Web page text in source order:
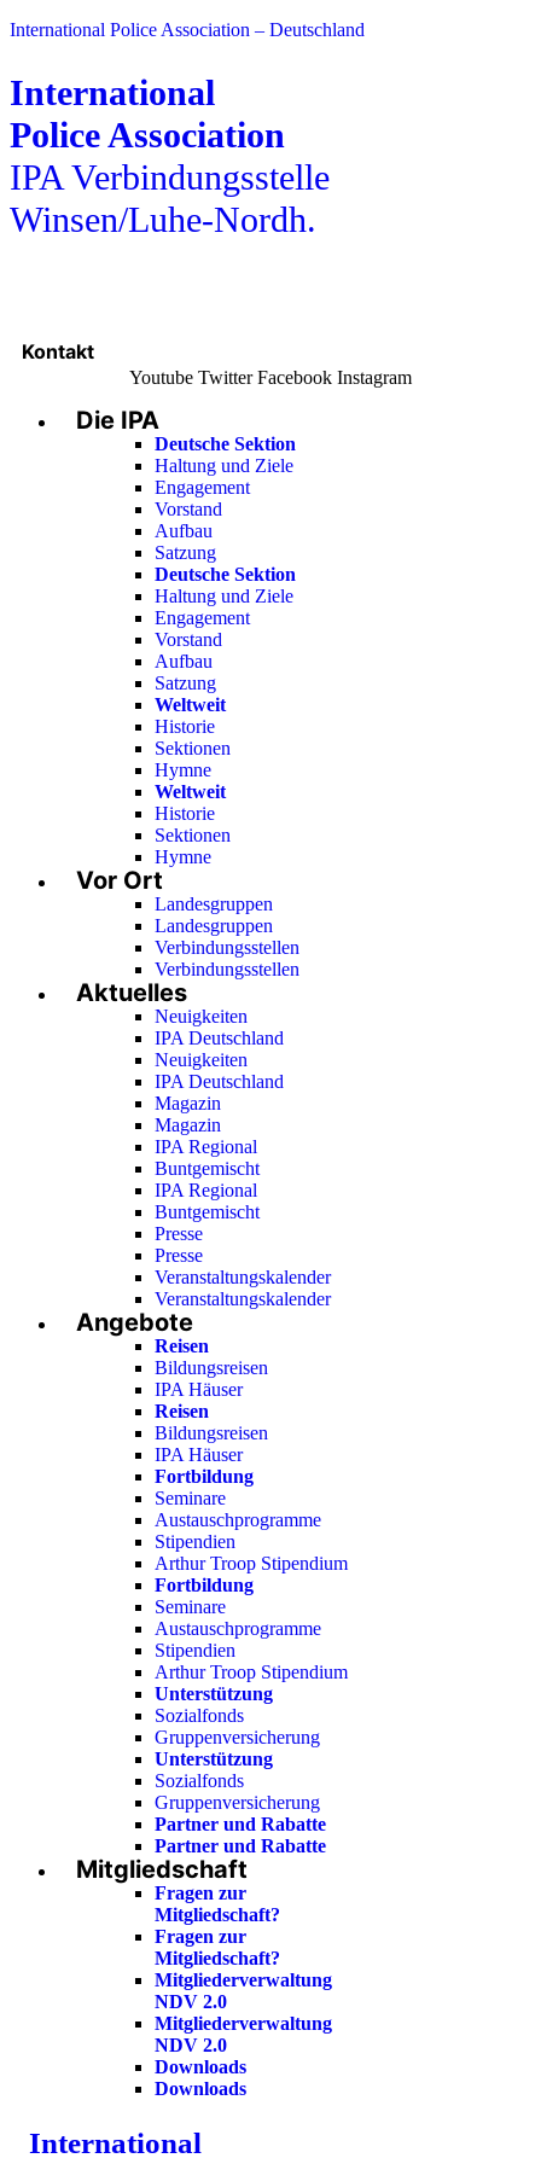
International Police Association – Deutschland
International
Police Association
IPA Verbindungsstelle
Winsen/Luhe-Nordh.
Kontakt
Youtube Twitter Facebook Instagram
Menu
Die IPA
Deutsche Sektion
Haltung und Ziele
Engagement
Vorstand
Aufbau
Satzung
Deutsche Sektion
Haltung und Ziele
Engagement
Vorstand
Aufbau
Satzung
Weltweit
Historie
Sektionen
Hymne
Weltweit
Historie
Sektionen
Hymne
Vor Ort
Landesgruppen
Landesgruppen
Verbindungsstellen
Verbindungsstellen
Aktuelles
Neuigkeiten
IPA Deutschland
Neuigkeiten
IPA Deutschland
Magazin
Magazin
IPA Regional
Buntgemischt
IPA Regional
Buntgemischt
Presse
Presse
Veranstaltungskalender
Veranstaltungskalender
Angebote
Reisen
Bildungsreisen
IPA Häuser
Reisen
Bildungsreisen
IPA Häuser
Fortbildung
Seminare
Austauschprogramme
Stipendien
Arthur Troop Stipendium
Fortbildung
Seminare
Austauschprogramme
Stipendien
Arthur Troop Stipendium
Unterstützung
Sozialfonds
Gruppenversicherung
Unterstützung
Sozialfonds
Gruppenversicherung
Partner und Rabatte
Partner und Rabatte
Mitgliedschaft
Fragen zur
Mitgliedschaft?
Fragen zur
Mitgliedschaft?
Mitgliederverwaltung
NDV 2.0
Mitgliederverwaltung
NDV 2.0
Downloads
Downloads
International